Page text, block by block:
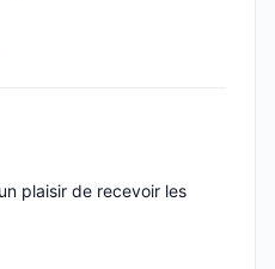
plaisir de recevoir les